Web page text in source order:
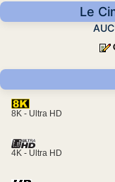
Le
8K - Ultra HD
4K - Ultra HD